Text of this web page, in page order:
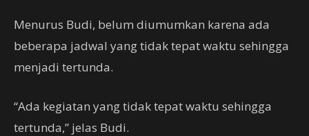
Menurus Budi, belum diumumkan karena ada
beberapa jadwal yang tidak tepat waktu sehingga
menjadi tertunda.
“Ada kegiatan yang tidak tepat waktu sehingga
tertunda,” jelas Budi.